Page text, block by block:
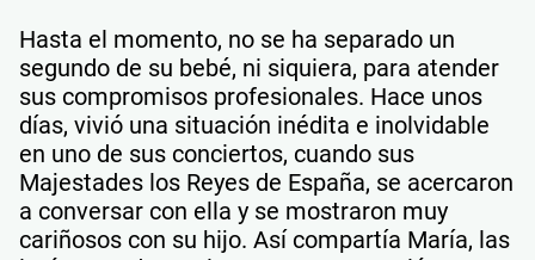
Hasta el momento, no se ha separado un
segundo de su bebé, ni siquiera, para atender
sus compromisos profesionales. Hace unos
días, vivió una situación inédita e inolvidable
en uno de sus conciertos, cuando sus
Majestades los Reyes de España, se acercaron
a conversar con ella y se mostraron muy
cariñosos con su hijo. Así compartía María, las